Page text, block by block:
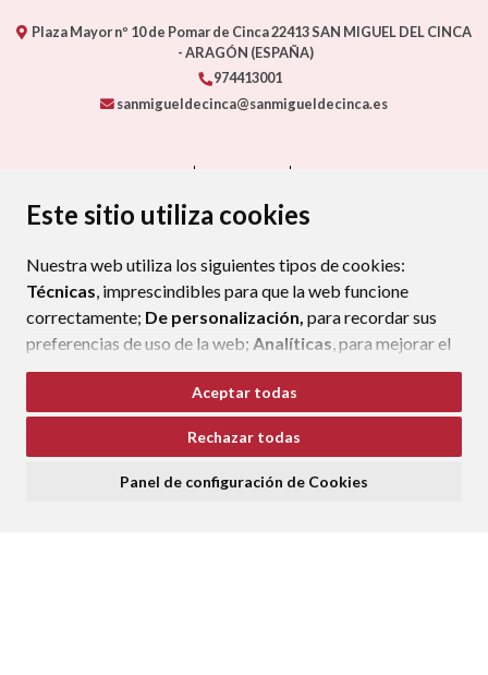
Este sitio utiliza cookies
Nuestra web utiliza los siguientes tipos de cookies:
Técnicas, imprescindibles para que la web funcione
correctamente; De personalización, para recordar sus
preferencias de uso de la web; Analíticas, para mejorar el
funcionamiento de la web y sus servicios.
Si acepta pulsando el botón“Aceptar todas”
consideramos que acepta su uso. Si pulsa el botón
ninguna acción, se guardarán las cookies técnicas
Aceptar todas
Rechazar todas
Panel de configuración de Cookies
Plaza Mayor nº 10 de Pomar de Cinca22413SAN MIGUEL DEL CINCA
- ARAGÓN (ESPAÑA)
974413001
sanmigueldecinca@sanmigueldecinca.es
PROTECCIÓN DE DATOS
POLÍTICA DE COOKIES